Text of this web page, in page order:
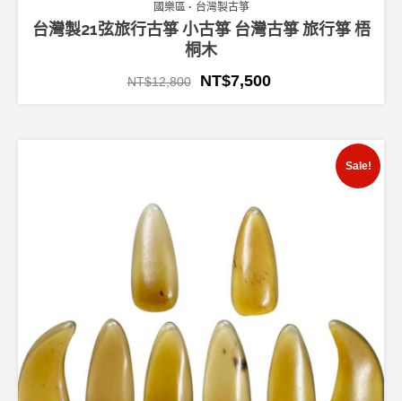
國樂區 台灣製古箏
台灣製21弦旅行古箏 小古箏 台灣古箏 旅行箏 梧
桐木
NT$12,800 NT$7,500
Sale!